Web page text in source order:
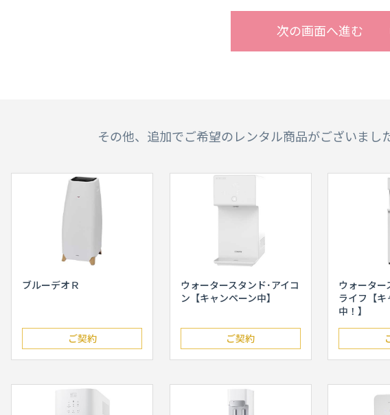
次の画面へ進む
その他、追加でご希望のレンタル商品がございまし
ブルーデオＲ
ご契約
ウォータースタンド･アイコ
ン【キャンペーン中】
ご契約
ウォーター
ライフ【キ
中！】